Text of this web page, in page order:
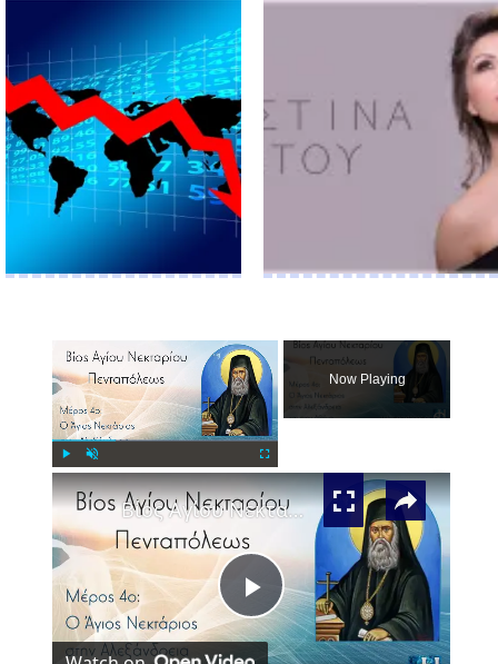
Now Playing
×
Play
Βίος Αγίου Νεκταρίου Μέρος 4ο